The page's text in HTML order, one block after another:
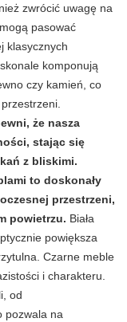
zwrócić uwagę na
pasować
klasycznych
komponują
czy kamień, co
że nasza
stając się
z bliskimi.
to doskonały
przestrzeni,
powietrzu. Biała
powiększa
Czarne meble
i charakteru.
od
pozwala na